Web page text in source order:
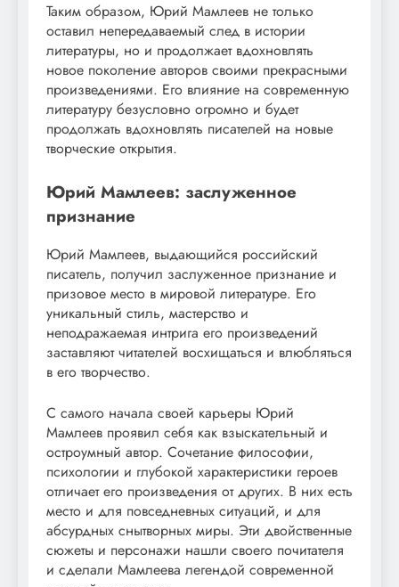
Таким образом, Юрий Мамлеев не только
оставил непередаваемый след в истории
литературы, но и продолжает вдохновлять
новое поколение авторов своими прекрасными
произведениями. Его влияние на современную
литературу безусловно огромно и будет
продолжать вдохновлять писателей на новые
творческие открытия.
Юрий Мамлеев: заслуженное
признание
Юрий Мамлеев, выдающийся российский
писатель, получил заслуженное признание и
призовое место в мировой литературе. Его
уникальный стиль, мастерство и
неподражаемая интрига его произведений
заставляют читателей восхищаться и влюбляться
в его творчество.
С самого начала своей карьеры Юрий
Мамлеев проявил себя как взыскательный и
остроумный автор. Сочетание философии,
психологии и глубокой характеристики героев
отличает его произведения от других. В них есть
место и для повседневных ситуаций, и для
абсурдных снытворных миры. Эти двойственные
сюжеты и персонажи нашли своего почитателя
и сделали Мамлеева легендой современной